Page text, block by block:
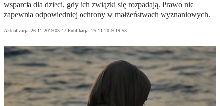
wsparcia dla dzieci, gdy ich związki się rozpadają. Prawo nie
zapewnia odpowiedniej ochrony w małżeństwach wyznaniowych.
Aktualizacja: 26.11.2019 03:47 Publikacja: 25.11.2019 19:53